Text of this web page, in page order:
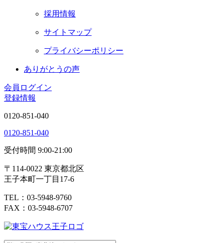
採用情報
サイトマップ
プライバシーポリシー
あ り がと う の声
会員ログイン
登録情報
0120-851-040
0120-851-040
受付時間 9:00-21:00
〒114-0022 東京都北区
王子本町一丁目17-6
TEL：03-5948-9760
FAX：03-5948-6707